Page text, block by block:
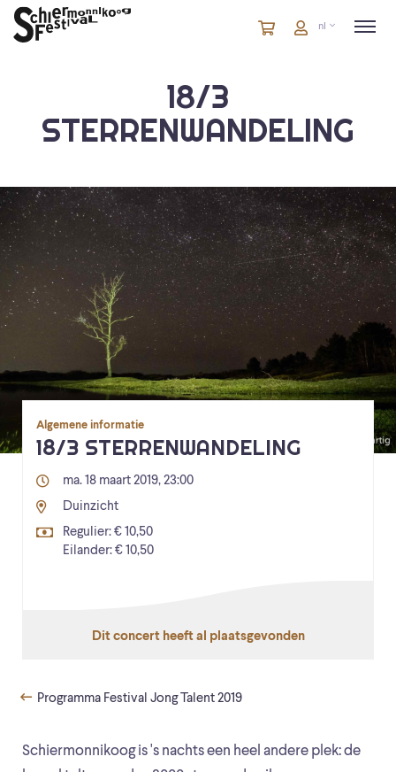
Winkelmandje
artikelen
Account
nl
18/3
STERRENWANDELING
Schiermonnikoog is 's nachts een heel andere plek: de
Algemene informatie
18/3 STERRENWANDELING
ma. 18 maart 2019, 23:00
Duinzicht
Regulier: € 10,50
Eilander: € 10,50
Dit concert heeft al plaatsgevonden
Programma Festival Jong Talent 2019